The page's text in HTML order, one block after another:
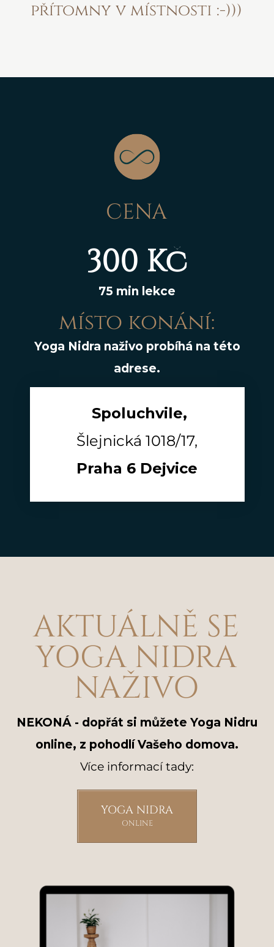
přítomny v místnosti :-)))
CENA
300 Kč
75 min lekce
místo konání:
Yoga Nidra naživo probíhá na této
adrese.
Spoluchvile,
Šlejnická 1018/17,
Praha 6 Dejvice
AKTUÁLNĚ SE
YOGA NIDRA
NAŽIVO
NEKONÁ - dopřát si můžete Yoga Nidru
online, z pohodlí Vašeho domova.
Více informací tady:
YOGA NIDRA
ONLINE